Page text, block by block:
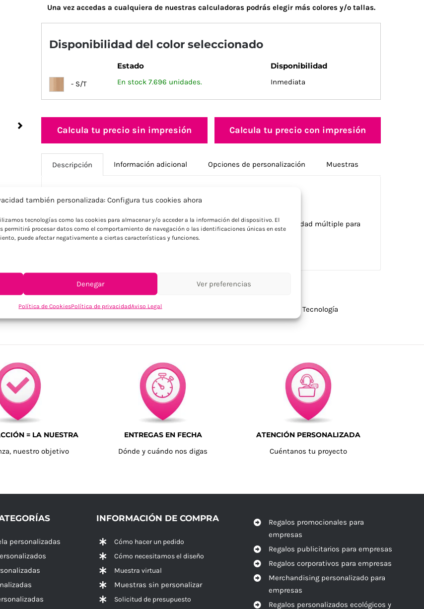
también personalizada: Configura tus cookies ahora
tecnologías como las cookies para almacenar y/o acceder a la información del dispositivo. El
permitirá procesar datos como el comportamiento de navegación o las identificaciones únicas en este
puede afectar negativamente a ciertas características y funciones.
Denegar Ver preferencias
Política de CookiesPolítica de privacidadAviso Legal
Una vez accedas a cualquiera de nuestras calculadoras podrás elegir más colores y/o tallas.
Disponibilidad del color seleccionado
Estado Disponibilidad
- S/T En stock 7.696 unidades. Inmediata
Calcula tu precio sin impresión Calcula tu precio con impresión
Descripción Información adicional Opciones de personalización Muestras
Descripción
Hub USB personalizado de 4 puertos con carcasa de bambú. Conectividad múltiple para
campañas tecnológicas, sostenibles y regalos para equipos IT.
SKU:MO2144-40
Categorías:Conectores y cables personalizados Tecnología
= LA NUESTRA
nuestro objetivo
ENTREGAS EN FECHA
Dónde y cuándo nos digas
ATENCIÓN PERSONALIZADA
Cuéntanos tu proyecto
personalizadas
INFORMACIÓN DE COMPRA
Cómo hacer un pedido
Cómo necesitamos el diseño
Muestra virtual
Muestras sin personalizar
Solicitud de presupuesto
Regalos promocionales para
empresas
Regalos publicitarios para empresas
Regalos corporativos para empresas
Merchandising personalizado para
empresas
Regalos personalizados ecológicos y